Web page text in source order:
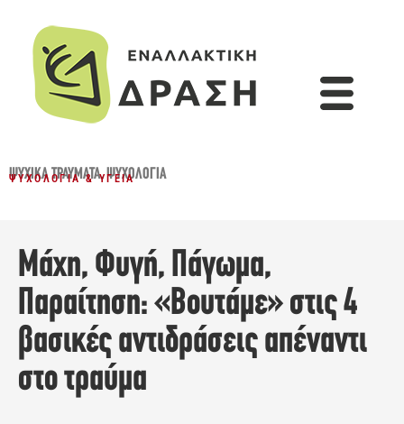
ΨΥΧΙΚΆ ΤΡΑΎΜΑΤΑ,ΨΥΧΟΛΟΓΊΑ
ΨΥΧΟΛΟΓΊΑ & ΥΓΕΊΑ
Μάχη, Φυγή, Πάγωμα,
Παραίτηση: «Βουτάμε» στις 4
βασικές αντιδράσεις απέναντι
στο τραύμα